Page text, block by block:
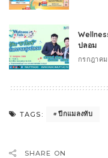
ปลอม
กรกฎาค
TAGS: ปีกแมลงทับ
SHARE ON